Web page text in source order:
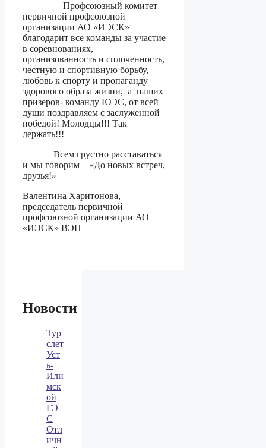
Профсоюзный комитет
первичной профсоюзной
организации АО «ИЭСК»
благодарит все команды за участие
в соревнованиях,
организованность и сплоченность,
честную и спортивную борьбу,
любовь к спорту и пропаганду
здорового образа жизни, а наших
призеров- команду ЮЭС, от всей
души поздравляем с заслуженной
победой! Молодцы!!! Так
держать!!!
Всем грустно расставаться
и мы говорим – «До новых встреч,
друзья!»
Валентина Харитонова,
председатель первичной
профсоюзной организации АО
«ИЭСК» ВЭП
Новости
Тур
слет
Уст
ь-
Или
мск
ой
ГЭ
С
Отл
ичн